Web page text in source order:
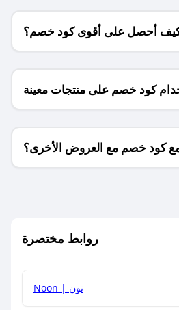
أحصل على أقوى كود خصم؟
كود خصم على منتجات معينة
فقط؟
كود خصم مع العروض الأخرى؟
روابط مختصرة
Noon | نون